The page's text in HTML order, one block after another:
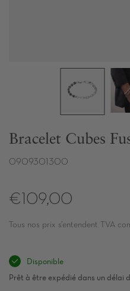
Bracelet Cubes
0909301300
€109,00
Tous nos prix s’entendent TVA
Disponible
Prêt à être expédié dans un délai